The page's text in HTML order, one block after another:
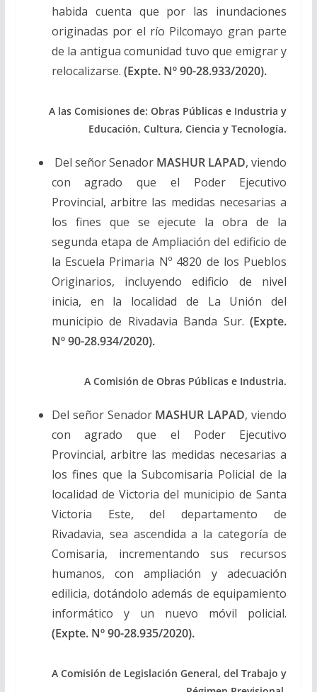
habida cuenta que por las inundaciones
originadas por el río Pilcomayo gran parte
de la antigua comunidad tuvo que emigrar y
relocalizarse. (Expte. Nº 90-28.933/2020).
A las Comisiones de: Obras Públicas e Industria y
Educación, Cultura, Ciencia y Tecnología.
Del señor Senador MASHUR LAPAD, viendo
con agrado que el Poder Ejecutivo
Provincial, arbitre las medidas necesarias a
los fines que se ejecute la obra de la
segunda etapa de Ampliación del edificio de
la Escuela Primaria Nº 4820 de los Pueblos
Originarios, incluyendo edificio de nivel
inicia, en la localidad de La Unión del
municipio de Rivadavia Banda Sur. (Expte.
Nº 90-28.934/2020).
A Comisión de Obras Públicas e Industria.
Del señor SenadorMASHUR LAPAD, viendo
con agrado que el Poder Ejecutivo
Provincial, arbitre las medidas necesarias a
los fines que la Subcomisaria Policial de la
localidad de Victoria del municipio de Santa
Victoria Este, del departamento de
Rivadavia, sea ascendida a la categoría de
Comisaria, incrementando sus recursos
humanos, con ampliación y adecuación
edilicia, dotándolo además de equipamiento
informático y un nuevo móvil policial.
(Expte. Nº 90-28.935/2020).
A Comisión de Legislación General, del Trabajo y